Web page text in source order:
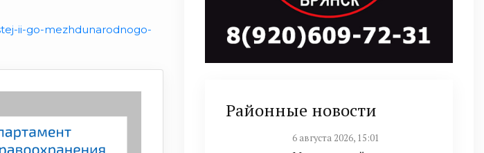
ii-go-mezhdunarodnogo-
Районные новости
6 августа 2026, 15:01